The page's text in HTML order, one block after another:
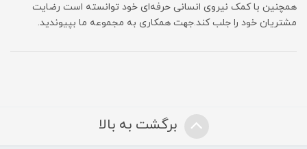
همچنین با کمک نیروی انسانی حرفه‌ای خود توانسته است رضایت
مشتریان خود را جلب کند.جهت همکاری به مجموعه ما بپیوندید.
برگشت به بالا